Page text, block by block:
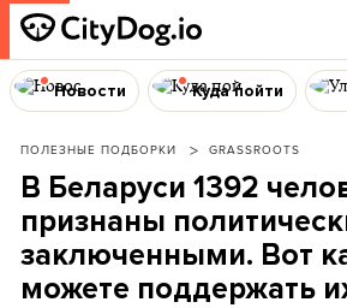
Новости Куда пойти
ПОЛЕЗНЫЕ ПОДБОРКИ GRASSROOTS
В Беларуси 1392
признаны
заключенными. Вот
можете поддержать